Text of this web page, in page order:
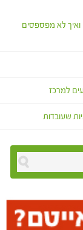
ואיך לא מפספסים
שעובדות